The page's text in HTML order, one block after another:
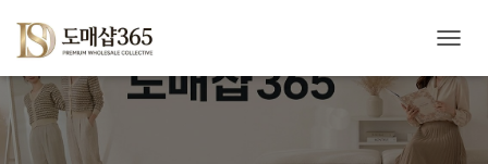
비
게
이
션